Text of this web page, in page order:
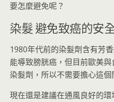
要怎麼避免呢？
染髮 避免致癌的安
1980年代前的染髮劑含有芳
能導致膀胱癌，但目前歐美
染髮劑，所以不需要擔心這個
現在還是建議在通風良好的